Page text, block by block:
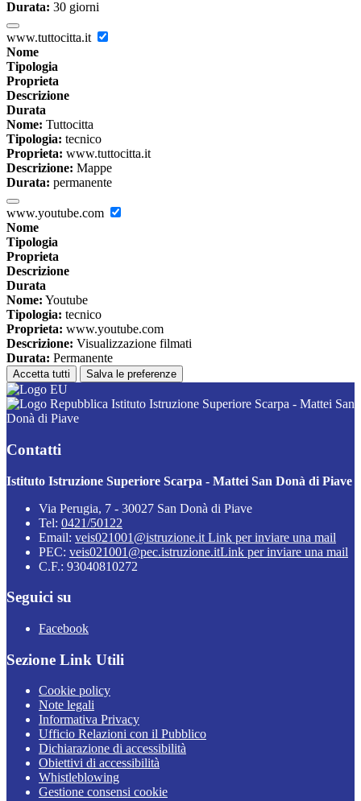
Durata: 30 giorni
www.tuttocitta.it
Nome
Tipologia
Proprieta
Descrizione
Durata
Nome: Tuttocitta
Tipologia: tecnico
Proprieta: www.tuttocitta.it
Descrizione: Mappe
Durata: permanente
www.youtube.com
Nome
Tipologia
Proprieta
Descrizione
Durata
Nome: Youtube
Tipologia: tecnico
Proprieta: www.youtube.com
Descrizione: Visualizzazione filmati
Durata: Permanente
Accetta tutti Salva le preferenze
Istituto Istruzione Superiore Scarpa - Mattei San
Donà di Piave
Contatti
Istituto Istruzione Superiore Scarpa - Mattei San Donà di Piave
Via Perugia, 7 - 30027 San Donà di Piave
Tel: 0421/50122
Email: veis021001@istruzione.it Link per inviare una mail
PEC: veis021001@pec.istruzione.itLink per inviare una mail
C.F.: 93040810272
Seguici su
Facebook
Sezione Link Utili
Cookie policy
Note legali
Informativa Privacy
Ufficio Relazioni con il Pubblico
Dichiarazione di accessibilità
Obiettivi di accessibilità
Whistleblowing
Gestione consensi cookie